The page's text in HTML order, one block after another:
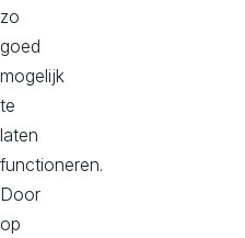
C
o
n
Partner
in
groei
V
in
jo
zo
goed
mogelijk
te
laten
functioneren.
Door
op